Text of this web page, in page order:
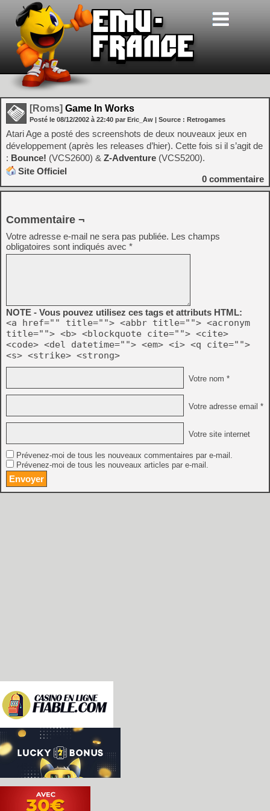
[Roms] Game In Works
Posté le 08/12/2002 à 22:40 par Eric_Aw | Source : Retrogames
Atari Age a posté des screenshots de deux nouveaux jeux en
développement (après les releases d’hier). Cette fois si il s’agit de
: Bounce! (VCS2600) & Z-Adventure (VCS5200).
Site Officiel
0 commentaire
Commentaire ¬
Votre adresse e-mail ne sera pas publiée. Les champs
obligatoires sont indiqués avec *
NOTE - Vous pouvez utilisez ces tags et attributs HTML:
<a href="" title=""> <abbr title=""> <acronym
title=""> <b> <blockquote cite=""> <cite>
<code> <del datetime=""> <em> <i> <q cite="">
<s> <strike> <strong>
Votre nom *
Votre adresse email *
Votre site internet
Prévenez-moi de tous les nouveaux commentaires par e-mail.
Prévenez-moi de tous les nouveaux articles par e-mail.